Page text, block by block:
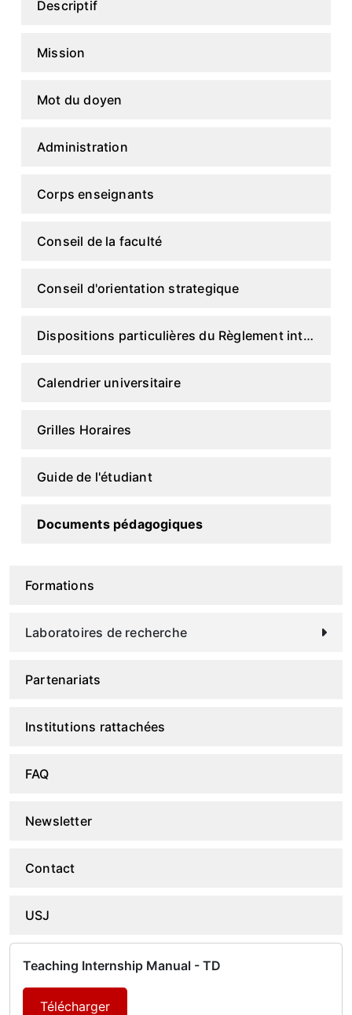
Descriptif
Mission
Mot du doyen
Administration
Corps enseignants
Conseil de la faculté
Conseil d'orientation strategique
Dispositions particulières du Règlement intérieur
Calendrier universitaire
Grilles Horaires
Guide de l'étudiant
Documents pédagogiques
Formations
Laboratoires de recherche
Partenariats
Institutions rattachées
FAQ
Newsletter
Contact
USJ
Teaching Internship Manual - TD
Télécharger